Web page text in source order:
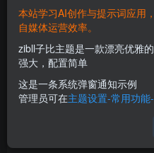
适合人群
1.想做抖音，但是不知道自
本站学习AI创作与提示词应用
自媒体运营效率。
zibll子比主题是一款漂亮优雅
强大，配置简单
这是一条系统弹窗通知示例
管理员可在主题设置-常用功能